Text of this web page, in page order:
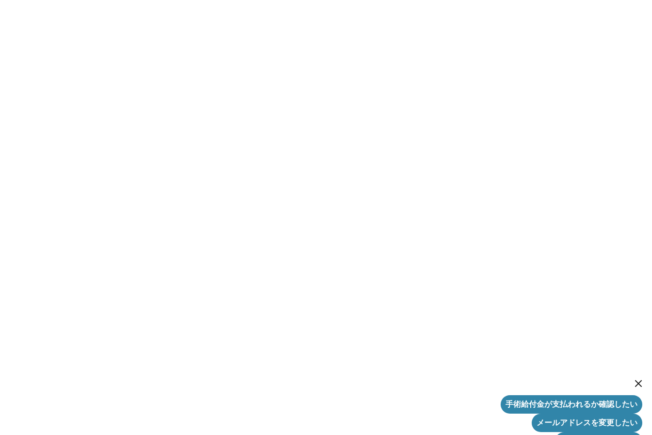
New
手術給付金が支払われるか確認したい
メールアドレスを変更したい